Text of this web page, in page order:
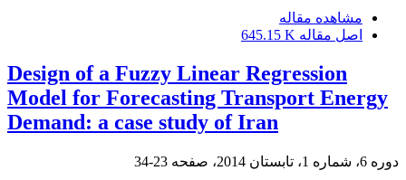
مشاهده مقاله
اصل مقاله 645.15 K
Design of a Fuzzy Linear Regression
Model for Forecasting Transport Energy
Demand: a case study of Iran
دوره 6، شماره 1، تابستان 2014، صفحه 23-34